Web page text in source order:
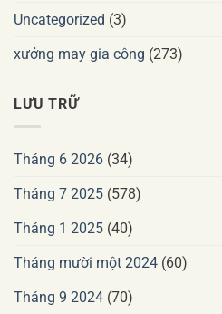
Uncategorized (3)
xưởng may gia công (273)
LƯU TRỮ
Tháng 6 2026 (34)
Tháng 7 2025 (578)
Tháng 1 2025 (40)
Tháng mười một 2024 (60)
Tháng 9 2024 (70)